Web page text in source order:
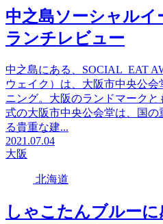
中之島ソーシャル
ランチレビュー
中之島にある、SOCIAL EAT
ウェイク）は、大阪市中央公
ニング。大阪のランドマーク
式の大阪市中央公会堂は、国
る貴重な建...
2021.07.04
大阪
北海道
しゃこたんブルー